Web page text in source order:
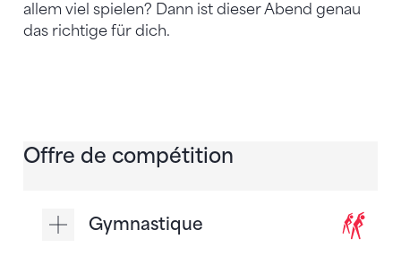
allem viel spielen? Dann ist dieser Abend genau
das richtige für dich.
Offre de compétition
Gymnastique